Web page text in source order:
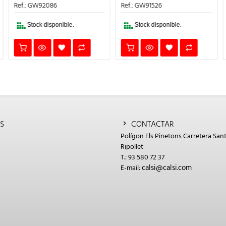
ES: ES:
Ref.: GW91526
Stock disponible.
Ref.: GW92091
Stock disponible.
CONTACTAR
Polígon Els Pinetons Carretera
Ripollet
T.: 93 580 72 37
E-mail:calsi@calsi.com